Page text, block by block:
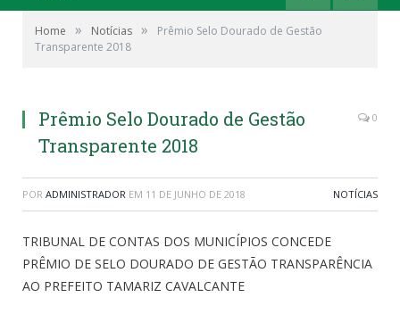
Home » Notícias »
Prêmio Selo Dourado de Gestão
Transparente 2018
Prêmio Selo Dourado de Gestão
Transparente 2018
0
POR ADMINISTRADOR EM 11 DE JUNHO DE 2018 NOTÍCIAS
TRIBUNAL DE CONTAS DOS MUNICÍPIOS CONCEDE
PRÊMIO DE SELO DOURADO DE GESTÃO TRANSPARÊNCIA
AO PREFEITO TAMARIZ CAVALCANTE